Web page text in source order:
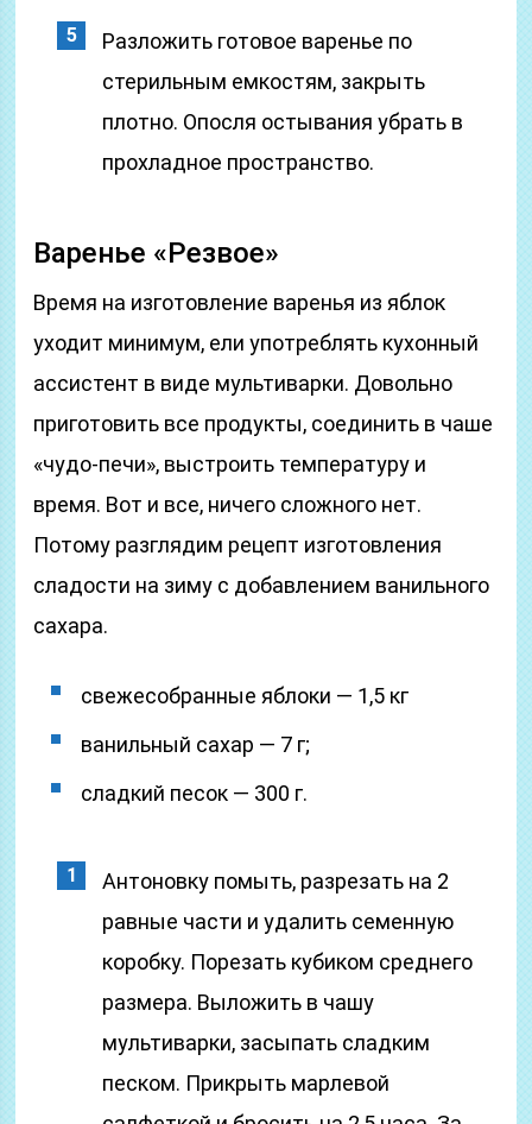
Разложить готовое варенье по
стерильным емкостям, закрыть
плотно. Опосля остывания убрать в
прохладное пространство.
Варенье «Резвое»
Время на изготовление варенья из яблок
уходит минимум, ели употреблять кухонный
ассистент в виде мультиварки. Довольно
приготовить все продукты, соединить в чаше
«чудо-печи», выстроить температуру и
время. Вот и все, ничего сложного нет.
Потому разглядим рецепт изготовления
сладости на зиму с добавлением ванильного
сахара.
свежесобранные яблоки — 1,5 кг
ванильный сахар — 7 г;
сладкий песок — 300 г.
Антоновку помыть, разрезать на 2
равные части и удалить семенную
коробку. Порезать кубиком среднего
размера. Выложить в чашу
мультиварки, засыпать сладким
песком. Прикрыть марлевой